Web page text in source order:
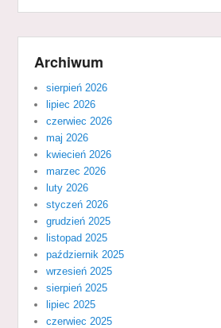
Archiwum
sierpień 2026
lipiec 2026
czerwiec 2026
maj 2026
kwiecień 2026
marzec 2026
luty 2026
styczeń 2026
grudzień 2025
listopad 2025
październik 2025
wrzesień 2025
sierpień 2025
lipiec 2025
czerwiec 2025